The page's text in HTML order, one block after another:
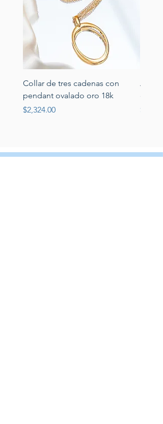
Collar de tres cadenas con
pendant ovalado oro 18k
Price
$2,324.00
Price
$389.00